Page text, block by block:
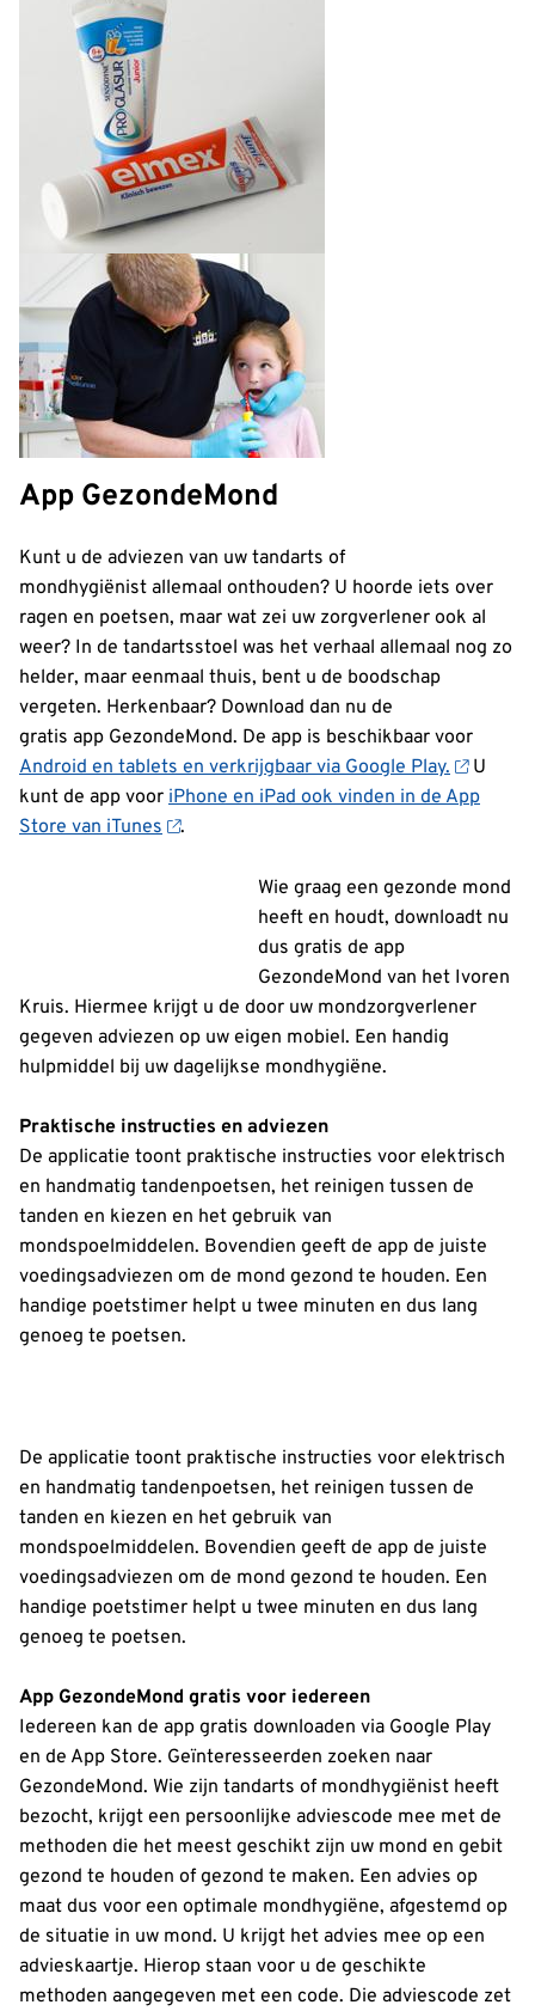
App GezondeMond
Kunt u de adviezen van uw tandarts of
mondhygiënist allemaal onthouden? U hoorde iets over
ragen en poetsen, maar wat zei uw zorgverlener ook al
weer? In de tandartsstoel was het verhaal allemaal nog zo
helder, maar eenmaal thuis, bent u de boodschap
vergeten. Herkenbaar? Download dan nu de
gratis app GezondeMond. De app is beschikbaar voor
Android en tablets en verkrijgbaar via Google Play.
U
kunt de app voor iPhone en iPad ook vinden in de App
Store van iTunes
.
Wie graag een gezonde mond
heeft en houdt, downloadt nu
dus gratis de app
GezondeMond van het Ivoren
Kruis. Hiermee krijgt u de door uw mondzorgverlener
gegeven adviezen op uw eigen mobiel. Een handig
hulpmiddel bij uw dagelijkse mondhygiëne.
Praktische instructies en adviezen
De applicatie toont praktische instructies voor elektrisch
en handmatig tandenpoetsen, het reinigen tussen de
tanden en kiezen en het gebruik van
mondspoelmiddelen. Bovendien geeft de app de juiste
voedingsadviezen om de mond gezond te houden. Een
handige poetstimer helpt u twee minuten en dus lang
genoeg te poetsen.
De applicatie toont praktische instructies voor elektrisch
en handmatig tandenpoetsen, het reinigen tussen de
tanden en kiezen en het gebruik van
mondspoelmiddelen. Bovendien geeft de app de juiste
voedingsadviezen om de mond gezond te houden. Een
handige poetstimer helpt u twee minuten en dus lang
genoeg te poetsen.
App GezondeMond gratis voor iedereen
Iedereen kan de app gratis downloaden via Google Play
en de App Store. Geïnteresseerden zoeken naar
GezondeMond. Wie zijn tandarts of mondhygiënist heeft
bezocht, krijgt een persoonlijke adviescode mee met de
methoden die het meest geschikt zijn uw mond en gebit
gezond te houden of gezond te maken. Een advies op
maat dus voor een optimale mondhygiëne, afgestemd op
de situatie in uw mond. U krijgt het advies mee op een
advieskaartje. Hierop staan voor u de geschikte
methoden aangegeven met een code. Die adviescode zet